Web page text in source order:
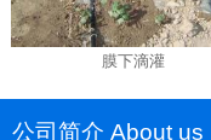
膜下滴灌
公司简介 About us